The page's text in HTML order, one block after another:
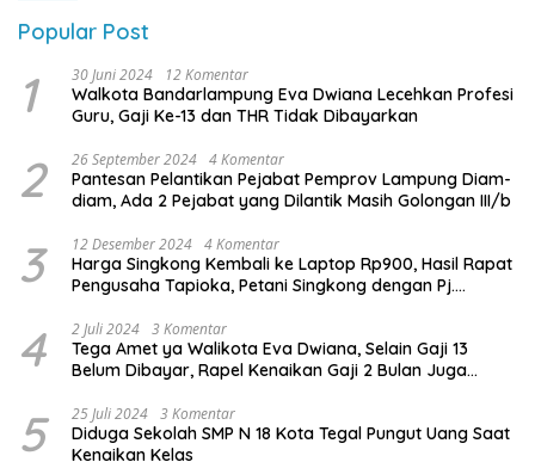
Popular Post
1 30 Juni 2024 12 Komentar
Walkota Bandarlampung Eva Dwiana Lecehkan Profesi
Guru, Gaji Ke-13 dan THR Tidak Dibayarkan
2 26 September 2024 4 Komentar
Pantesan Pelantikan Pejabat Pemprov Lampung Diam-
diam, Ada 2 Pejabat yang Dilantik Masih Golongan III/b
3 12 Desember 2024 4 Komentar
Harga Singkong Kembali ke Laptop Rp900, Hasil Rapat
Pengusaha Tapioka, Petani Singkong dengan Pj.
4 2 Juli 2024 3 Komentar
Tega Amet ya Walikota Eva Dwiana, Selain Gaji 13
Belum Dibayar, Rapel Kenaikan Gaji 2 Bulan Juga
5 25 Juli 2024 3 Komentar
Diduga Sekolah SMP N 18 Kota Tegal Pungut Uang Saat
Kenaikan Kelas